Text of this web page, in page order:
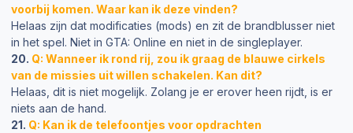
voorbij komen. Waar kan ik deze vinden?
Helaas zijn dat modificaties (mods) en zit de brandblusser niet
in het spel. Niet in GTA: Online en niet in de singleplayer.
20. Q: Wanneer ik rond rij, zou ik graag de blauwe cirkels
van de missies uit willen schakelen. Kan dit?
Helaas, dit is niet mogelijk. Zolang je er erover heen rijdt, is er
niets aan de hand.
21. Q: Kan ik de telefoontjes voor opdrachten